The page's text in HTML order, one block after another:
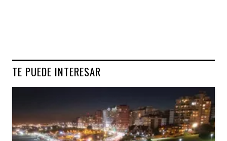
TE PUEDE INTERESAR